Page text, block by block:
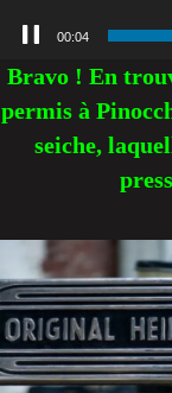
00:04
Bravo ! En
permis à
seiche,